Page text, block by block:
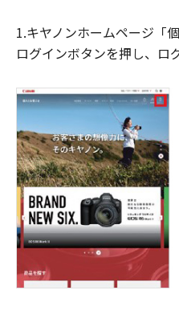
1.キヤノンホームページ「
ログインボタンを押し、ロ